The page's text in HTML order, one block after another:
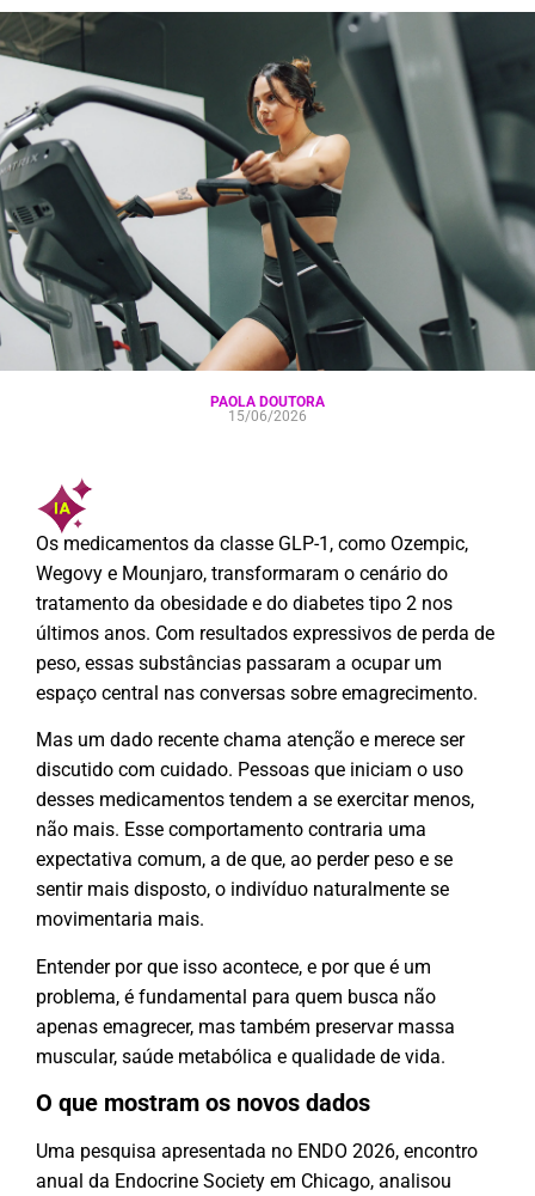
PAOLA DOUTORA
15/06/2026
Os medicamentos da classe GLP-1, como Ozempic,
Wegovy e Mounjaro, transformaram o cenário do
tratamento da obesidade e do diabetes tipo 2 nos
últimos anos. Com resultados expressivos de perda de
peso, essas substâncias passaram a ocupar um
espaço central nas conversas sobre emagrecimento.
Mas um dado recente chama atenção e merece ser
discutido com cuidado. Pessoas que iniciam o uso
desses medicamentos tendem a se exercitar menos,
não mais. Esse comportamento contraria uma
expectativa comum, a de que, ao perder peso e se
sentir mais disposto, o indivíduo naturalmente se
movimentaria mais.
Entender por que isso acontece, e por que é um
problema, é fundamental para quem busca não
apenas emagrecer, mas também preservar massa
muscular, saúde metabólica e qualidade de vida.
O que mostram os novos dados
Uma pesquisa apresentada no ENDO 2026, encontro
anual da Endocrine Society em Chicago, analisou